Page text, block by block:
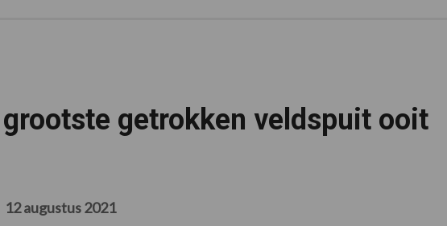
getrokken veldspuit ooit
12 augustus 2021